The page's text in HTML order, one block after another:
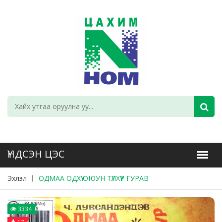
Эхлэл ОДМАА ОДХҮҮ ОЮУН ТҮЛХҮҮР ГУРАВ
3334